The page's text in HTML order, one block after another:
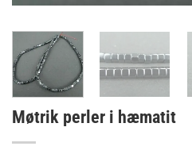
Møtrik perler i hæmatit